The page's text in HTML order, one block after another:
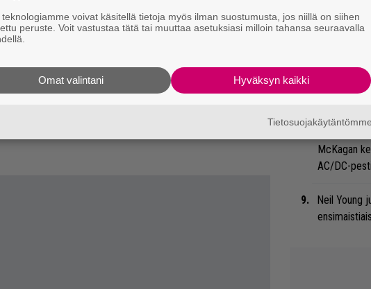
Työläisiä
Tumppi
tiukasti
Arvio:
suvereeni,
”Se oli
McKagan
AC/DC-
Neil Young
voivat käsitellä tietoja myös ilman suostumusta, jos niillä on siihen
peruste. Voit vastustaa tätä tai muuttaa asetuksiasi milloin tahansa seuraavalla
Hyväksyn kaikki
Omat valintani
Tietosuojakäytäntömme